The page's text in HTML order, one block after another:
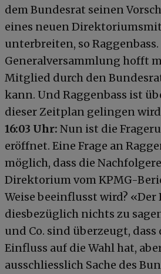
dem Bundesrat seinen
eines neuen
unterbreiten, so
Generalversammlung hofft
Mitglied durch den
kann. Und Raggenbass ist
dieser Zeitplan gelingen
16:03 Uhr: Nun ist die
eröffnet. Eine Frage an
möglich, dass die
Direktorium vom KPMG-
Weise beeinflusst wird?
diesbezüglich nichts zu
und Co. sind überzeugt,
Einfluss auf die Wahl hat,
ausschliesslich Sache des